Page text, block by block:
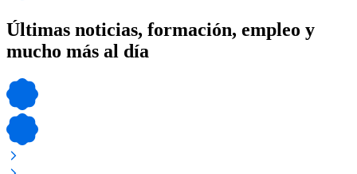
Últimas noticias, formación, empleo y
mucho más al día